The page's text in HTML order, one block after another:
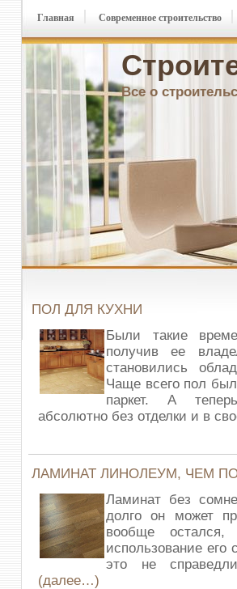
Все о
Главная Современное строительство
ПОЛ ДЛЯ КУХНИ
Были такие
получив ее
становились
Чаще всего пол
паркет. А
абсолютно без отделки и в
ЛАМИНАТ ЛИНОЛЕУМ, ЧЕМ
Ламинат без
долго он может
вообще
использование его
это не
(далее…)